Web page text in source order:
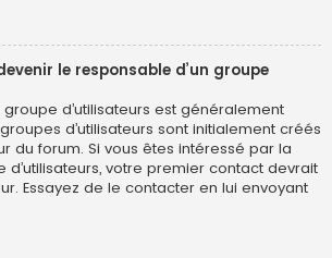
le responsable d’un groupe
groupe d’utilisateurs est généralement
d’utilisateurs sont initialement créés
du forum. Si vous êtes intéressé par la
d’utilisateurs, votre premier contact devrait
Essayez de le contacter en lui envoyant